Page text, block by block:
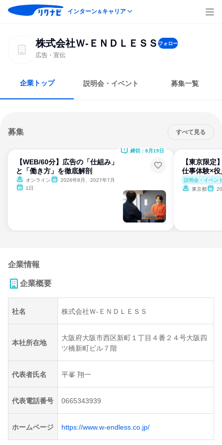
インターン＆キャリア
株式会社Ｗ‐ＥＮＤＬＥＳＳ フォロー
広告・宣伝
企業トップ 説明会・イベント 募集一覧
募集 すべて見る
【WEB/60分】広告の「仕組み」
と「働き方」を徹底解剖
オンライン
2026年8月、2027年7月
1日
締切：8月19日
【東京限定
仕事体験×
説明会・イベン
東京都
企業情報
企業概要
社名 株式会社Ｗ‐ＥＮＤＬＥＳＳ
本社所在地
大阪府大阪市西区新町１丁目４番２４号大阪四
ツ橋新町ビル７階
代表者氏名 平峯 翔一
代表電話番号 0665343939
ホームページ https://www.w-endless.co.jp/